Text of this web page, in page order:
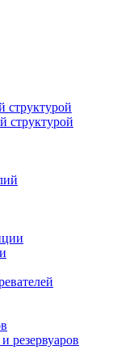
структурой
структурой
резервуаров